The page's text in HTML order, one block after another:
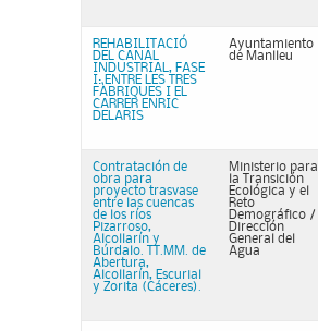
REHABILITACIÓ
DEL CANAL
INDUSTRIAL, FASE
I: ENTRE LES TRES
FÀBRIQUES I EL
CARRER ENRIC
DELARIS
Ayuntamiento
de Manlleu
Contratación de
obra para
proyecto trasvase
entre las cuencas
de los ríos
Pizarroso,
Alcollarín y
Búrdalo. TT.MM. de
Abertura,
Alcollarín, Escurial
y Zorita (Cáceres).
Ministerio para
la Transición
Ecológica y el
Reto
Demográfico /
Dirección
General del
Agua